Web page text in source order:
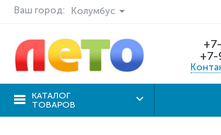
Ваш город: Колумбус
КАТАЛОГ
ТОВАРОВ